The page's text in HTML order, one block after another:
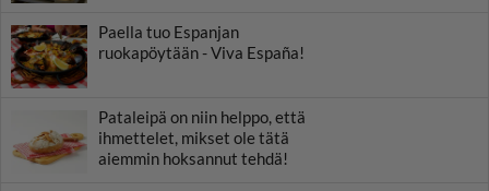
Paella tuo Espanjan
ruokapöytään - Viva España!
Pataleipä on niin helppo, että
ihmettelet, mikset ole tätä
aiemmin hoksannut tehdä!